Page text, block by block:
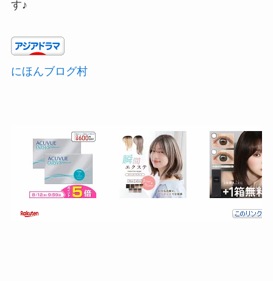
す♪
にほんブログ村